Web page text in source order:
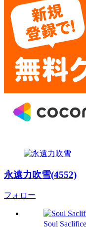
永遠力吹雪(4552)
フォロー
Soul